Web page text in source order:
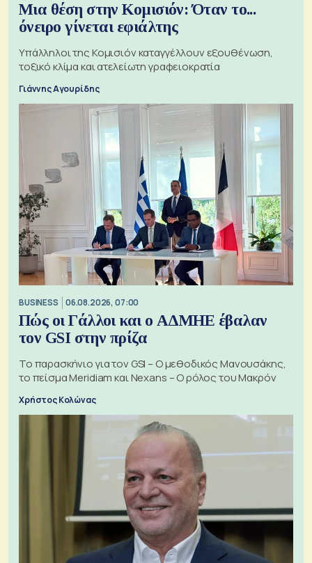
Μια θέση στην Κομισιόν: Όταν το...
όνειρο γίνεται εφιάλτης
Υπάλληλοι της Κομισιόν καταγγέλλουν εξουθένωση,
τοξικό κλίμα και ατελείωτη γραφειοκρατία
Γιάννης Αγουρίδης
BUSINESS 06.08.2026, 07:00
Πώς οι Γάλλοι και ο ΑΔΜΗΕ έβαλαν
τον GSI στην πρίζα
Το παρασκήνιο για τον GSI – Ο μεθοδικός Μανουσάκης,
το πείσμα Meridiam και Nexans – Ο ρόλος του Μακρόν
Χρήστος Κολώνας